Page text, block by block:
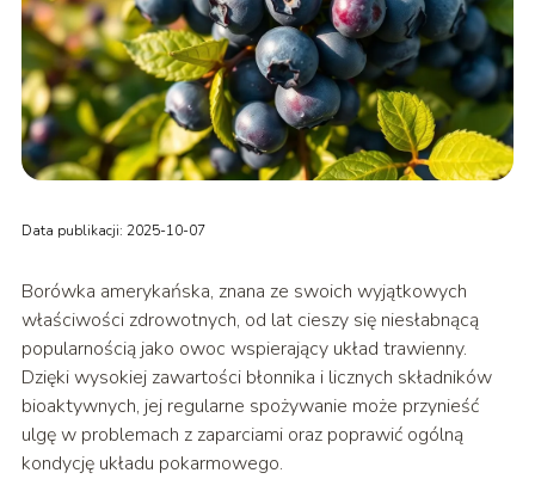
Data publikacji: 2025-10-07
Borówka amerykańska, znana ze swoich wyjątkowych
właściwości zdrowotnych, od lat cieszy się niesłabnącą
popularnością jako owoc wspierający układ trawienny.
Dzięki wysokiej zawartości błonnika i licznych składników
bioaktywnych, jej regularne spożywanie może przynieść
ulgę w problemach z zaparciami oraz poprawić ogólną
kondycję układu pokarmowego.